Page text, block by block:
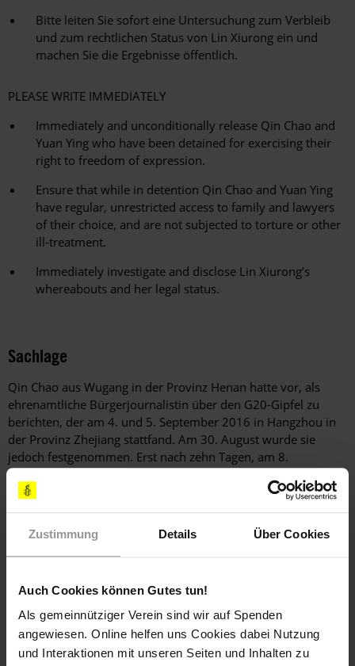
Zustimmung Details Über Cookies
Auch Cookies können Gutes tun!
Als gemeinnütziger Verein sind wir auf Spenden
angewiesen. Online helfen uns Cookies dabei Nutzung
und Interaktionen mit unseren Seiten und Inhalten zu
Bitte leiten Sie sofort eine Untersuchung zum Verbleib
und zum rechtlichen Status von Lin Xiurong ein und
machen Sie die Ergebnisse öffentlich.
PLEASE WRITE IMMEDIATELY
Immediately and unconditionally release Qin Chao and
Yuan Ying who have been detained for exercising their
right to freedom of expression.
Ensure that while in detention Qin Chao and Yuan Ying
have regular, unrestricted access to family and lawyers
of their choice, and are not subjected to torture or other
ill-treatment.
Immediately investigate and disclose Lin Xiurong’s
whereabouts and her legal status.
Sachlage
Qin Chao aus Wugang in der Provinz Henan hatte vor, als
ehrenamtliche Bürgerjournalistin über den G20-Gipfel zu
berichten, der am 4. und 5. September 2016 in Hangzhou in
der Provinz Zhejiang stattfand. Am 30. August wurde sie
jedoch festgenommen. Erst nach zehn Tagen, am 8.
September, nahm man sie unter dem Verdacht, "Streit
angefangen und Ärger provoziert" zu haben, offiziell in Haft.
Sie wird in der Hafteinrichtung des Kreises Baofeng in
Pingdingshan in der Provinz Henan festgehalten. Ihre Familie
wurde erst am 9. September vom örtlichen Büro für
Öffentliche Sicherheit über ihren Aufenthaltsort in Kenntnis
Yuan Ying wurde am 6. September für 15 Tage in
Verwaltungshaft genommen. Sie wird in der Niederlassung
des Büros für Öffentliche Sicherheit von Chengdu im
Stadtbezirk Wenjiang festgehalten. Grund für ihre Festnahme